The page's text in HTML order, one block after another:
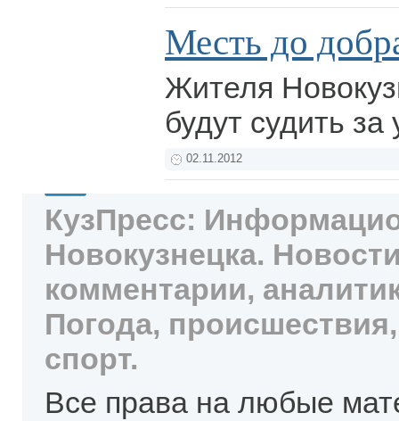
Месть до
Жителя
будут судить
02.11.2012
КузПресс:
Новокузнецка.
комментарии,
Погода,
спорт.
Все права на любые